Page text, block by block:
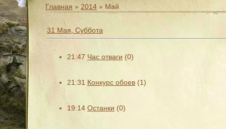
Главная » 2014 » Май
31 Мая, Суббота
21:47 Час отваги (0)
21:31 Конкурс обоев (1)
19:14 Останки (0)